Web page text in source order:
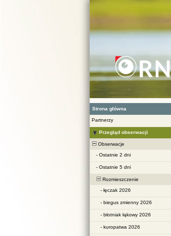
Strona główna
Partnerzy
Przegląd obserwacji
Obserwacje
- Ostatnie 2 dni
- Ostatnie 5 dni
Rozmieszczenie
- łęczak 2026
- biegus zmienny 2026
- błotniak łąkowy 2026
- kuropatwa 2026